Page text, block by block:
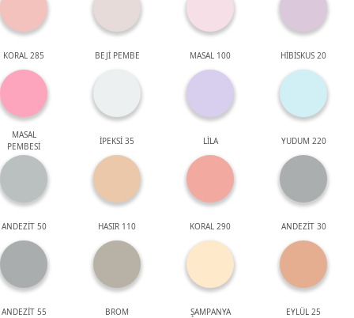
KORAL 285 BEJİ PEMBE MASAL 100 HİBİSKUS 20
MASAL
PEMBESİ
İPEKSİ 35 LİLA YUDUM 220
ANDEZİT 50 HASIR 110 KORAL 290 ANDEZİT 30
ANDEZİT 55 BROM ŞAMPANYA EYLÜL 25